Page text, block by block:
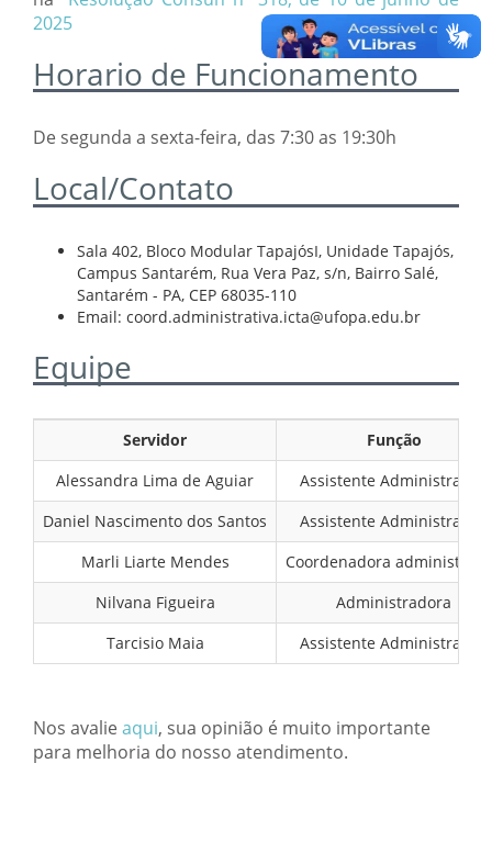
2025
Horario de Funcionamento
De segunda a sexta-feira, das 7:30 as 19:30h
Local/Contato
Sala 402, Bloco Modular TapajósI, Unidade Tapajós,
Campus Santarém, Rua Vera Paz, s/n, Bairro Salé,
Santarém - PA, CEP 68035-110
Email: coord.administrativa.icta@ufopa.edu.br
Equipe
Servidor
Função
Alessandra Lima de Aguiar
Assistente Administrativo
Daniel Nascimento dos Santos
Assistente Administrativo
Marli Liarte Mendes
Coordenadora
Nilvana Figueira
Administradora
Tarcisio Maia
Assistente Administrativo
Nos avalie aqui, sua opinião é muito importante
para melhoria do nosso atendimento.